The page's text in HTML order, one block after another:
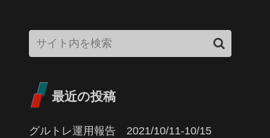
最近の投稿
グルトレ運用報告 2021/10/11-10/15